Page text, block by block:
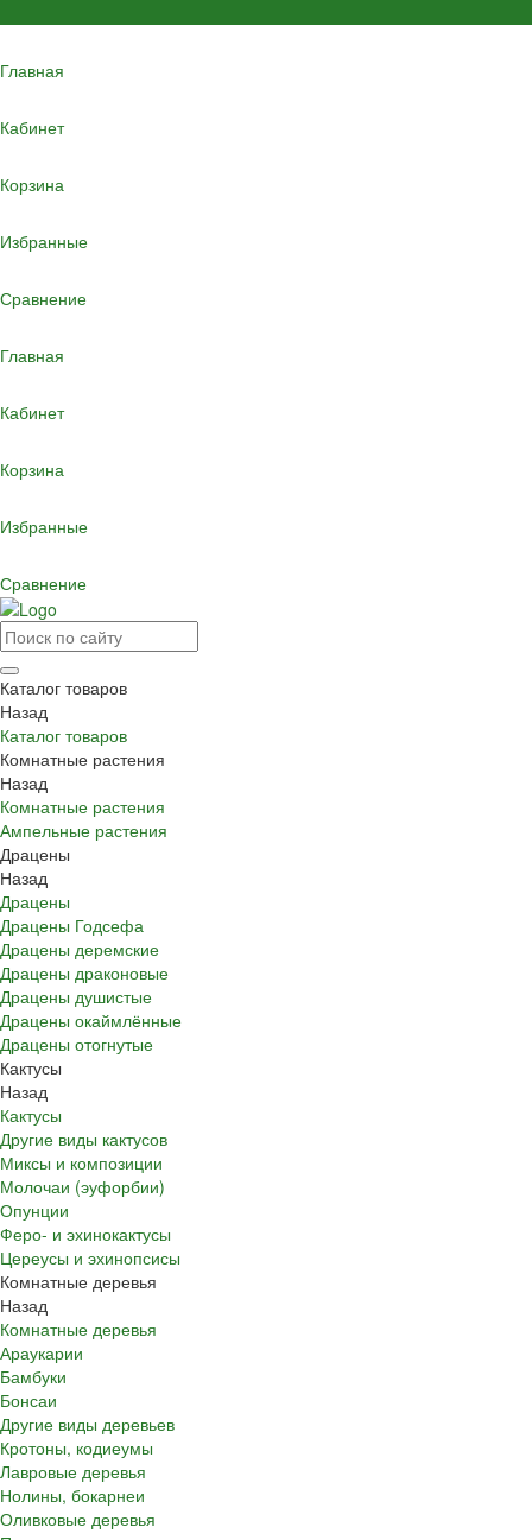
Главная
Кабинет
Корзина
Избранные
Сравнение
Главная
Кабинет
Корзина
Избранные
Сравнение
Каталог товаров
Назад
Каталог товаров
Комнатные растения
Назад
Комнатные растения
Ампельные растения
Драцены
Назад
Драцены
Драцены Годсефа
Драцены деремские
Драцены драконовые
Драцены душистые
Драцены окаймлённые
Драцены отогнутые
Кактусы
Назад
Кактусы
Другие виды кактусов
Миксы и композиции
Молочаи (эуфорбии)
Опунции
Феро- и эхинокактусы
Цереусы и эхинопсисы
Комнатные деревья
Назад
Комнатные деревья
Араукарии
Бамбуки
Бонсаи
Другие виды деревьев
Кротоны, кодиеумы
Лавровые деревья
Нолины, бокарнеи
Оливковые деревья